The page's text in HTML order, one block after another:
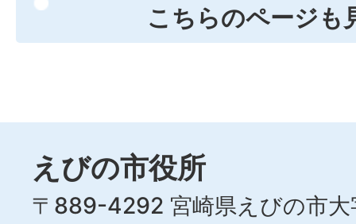
こちらのページも
えびの市役所
〒889-4292 宮崎県えびの市大